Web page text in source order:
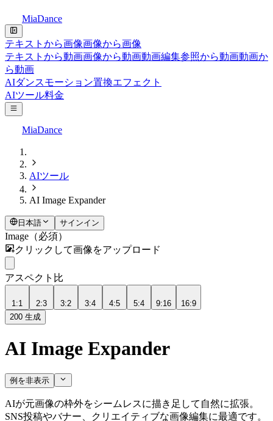
MiaDance
テキストから画像画像から画像
テキストから動画画像から動画動画編集参照から動画動画か
ら動画
AIダンスモーション置換エフェクト
AIツール料金
MiaDance
AIツール
AI Image Expander
日本語 サインイン
Image （必須）
クリックして画像をアップロード
アスペクト比
1:1 2:3 3:2 3:4 4:5 5:4 9:16
16:9
200 生成
AI Image Expander
例を非表示
AIが元画像の枠外をシームレスに描き足して自然に拡張。
SNS投稿やバナー、クリエイティブな画像編集に最適です。